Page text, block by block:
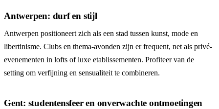
Antwerpen: durf en stijl
Antwerpen positioneert zich als een stad tussen kunst, mode en
libertinisme. Clubs en thema-avonden zijn er frequent, net als privé-
evenementen in lofts of luxe etablissementen. Profiteer van de
setting om verfijning en sensualiteit te combineren.
Gent: studentensfeer en onverwachte ontmoetingen